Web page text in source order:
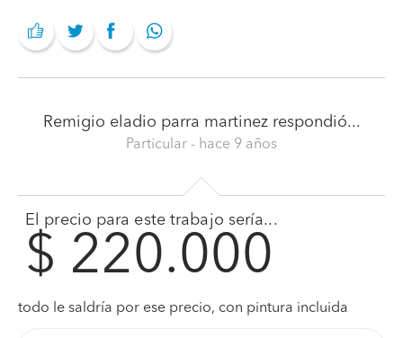
Remigio eladio parra martinezrespondió...
Particular - hace 9 años
El precio para este trabajo sería...
$ 220.000
todo le saldría por ese precio, con pintura incluida